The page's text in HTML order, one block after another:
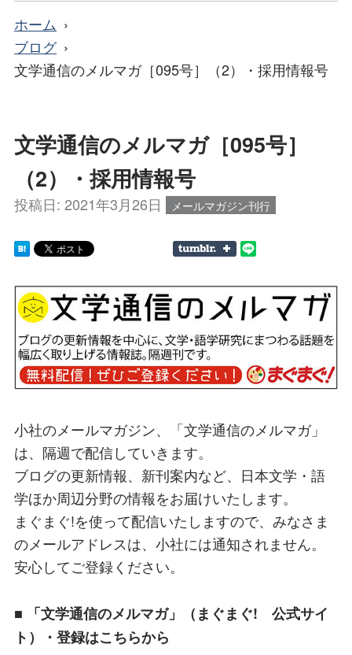
ホーム
ブログ
文学通信のメルマガ［095号］（2）・採用情報号
文学通信のメルマガ［095号］
（2）・採用情報号
投稿日: 2021年3月26日 メールマガジン刊行
小社のメールマガジン、「文学通信のメルマガ」
は、隔週で配信していきます。
ブログの更新情報、新刊案内など、日本文学・語
学ほか周辺分野の情報をお届けいたします。
まぐまぐ!を使って配信いたしますので、みなさま
のメールアドレスは、小社には通知されません。
安心してご登録ください。
■ 「文学通信のメルマガ」（まぐまぐ! 公式サイ
ト）・登録はこちらから